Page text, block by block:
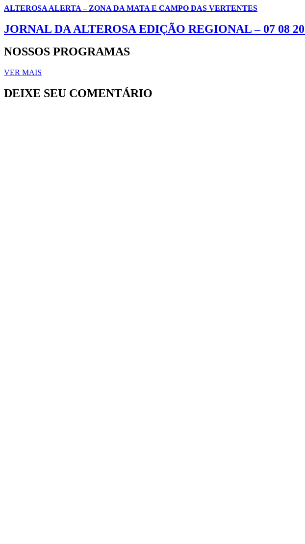
ALTEROSA ALERTA – ZONA DA MATA E CAMPO DAS VERTENTES
JORNAL DA ALTEROSA EDIÇÃO REGIONAL – 07 08
NOSSOS PROGRAMAS
VER MAIS
DEIXE SEU COMENTÁRIO